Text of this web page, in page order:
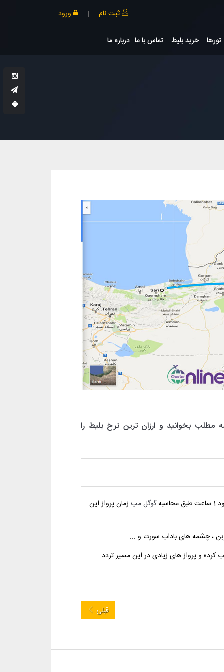
ثبت نام | ورود
تورها خرید بلیط تماس با ما درباره ما
مطلب بخوانید و ارزان ترین نرخ بلیط را
گوگل مپ زمان پرواز این
، چشمه های باداب سورت و ...
کرده و پرواز های زیادی در این مسیر تردد
قبلی